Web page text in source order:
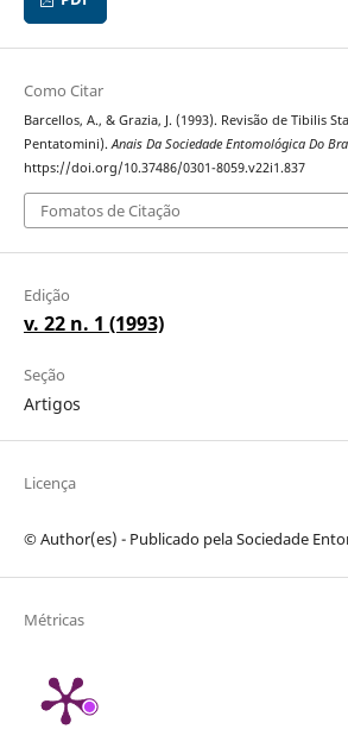
Como Citar
Barcellos, A., & Grazia, J. (1993). Revisão de Tibilis
Pentatomini).Anais Da Sociedade Entomológica Do
https://doi.org/10.37486/0301-8059.v22i1.837
Fomatos de Citação
Edição
v. 22 n. 1 (1993)
Seção
Artigos
Licença
© Author(es) - Publicado pela Sociedade
Métricas